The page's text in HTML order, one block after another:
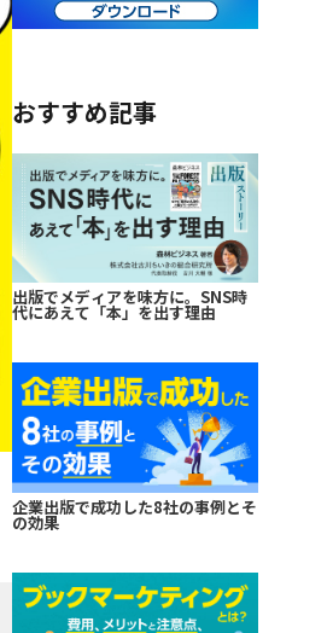
おすすめ記事
出版でメディアを味方に。SNS時
代にあえて「本」を出す理由
企業出版で成功した8社の事例とそ
の効果